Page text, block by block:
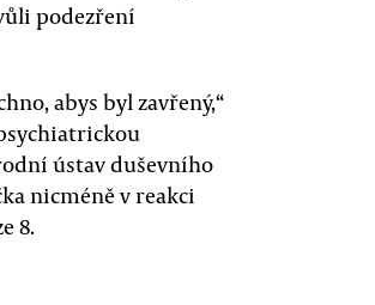
podezření
abys byl zavřený,“
ústav duševního
nicméně v reakci
8.